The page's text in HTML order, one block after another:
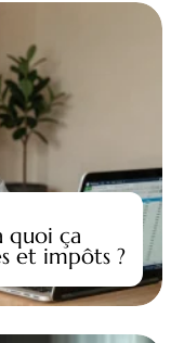
quoi ça
et impôts ?